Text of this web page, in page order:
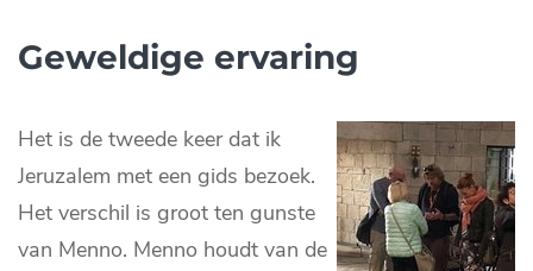
Geweldige ervaring
Het is de tweede keer dat ik
Jeruzalem met een gids bezoek.
Het verschil is groot ten gunste
van Menno. Menno houdt van de